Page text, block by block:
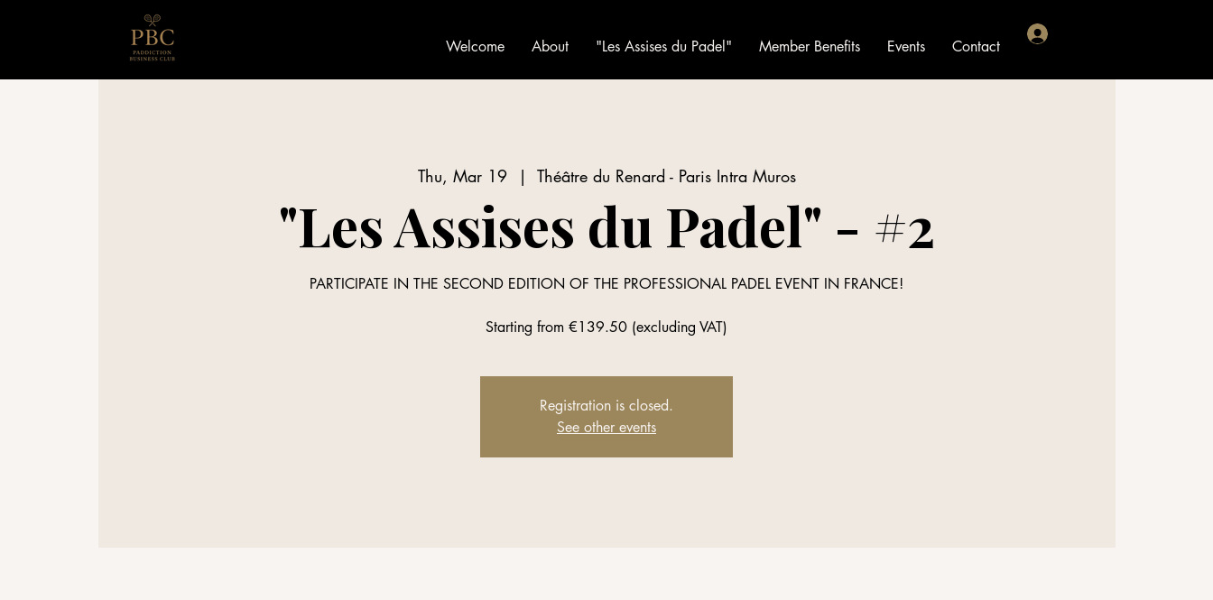
Welcome About "Les Assises du Padel" Member Benefits Events Contact
Thu, Mar 19
  |
Théâtre du Renard - Paris Intra Muros
"Les Assises du Padel" - #2
PARTICIPATE IN THE SECOND EDITION OF THE PROFESSIONAL PADEL EVENT IN FRANCE!
Starting from €139.50 (excluding VAT)
Registration is closed.
See other events